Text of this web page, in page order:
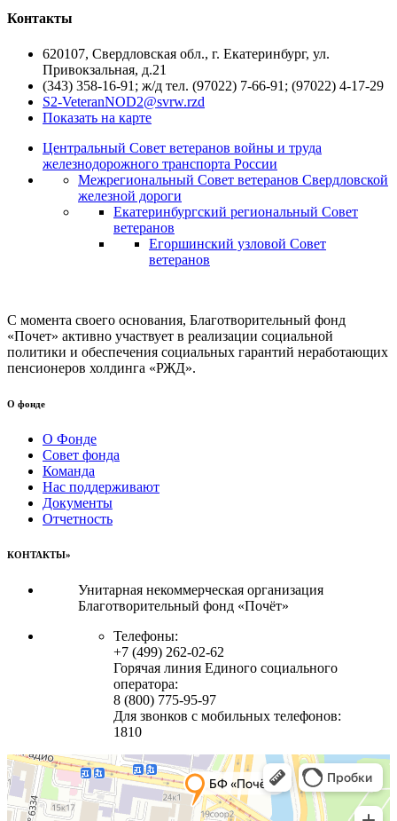
Контакты
620107, Свердловская обл., г. Екатеринбург, ул.
Привокзальная, д.21
(343) 358-16-91; ж/д тел. (97022) 7-66-91; (97022) 4-17-29
S2-VeteranNOD2@svrw.rzd
Показать на карте
Центральный Совет ветеранов войны и труда
железнодорожного транспорта России
Межрегиональный Совет ветеранов Свердловской
железной дороги
Екатеринбургский региональный Совет
ветеранов
Егоршинский узловой Совет
ветеранов
С момента своего основания, Благотворительный фонд
«Почет» активно участвует в реализации социальной
политики и обеспечения социальных гарантий неработающих
пенсионеров холдинга «РЖД».
О фонде
О Фонде
Совет фонда
Команда
Нас поддерживают
Документы
Отчетность
КОНТАКТЫ»
Унитарная некоммерческая организация
Благотворительный фонд «Почёт»
Телефоны:
+7 (499) 262-02-62
Горячая линия Единого социального
оператора:
8 (800) 775-95-97
Для звонков с мобильных телефонов:
1810